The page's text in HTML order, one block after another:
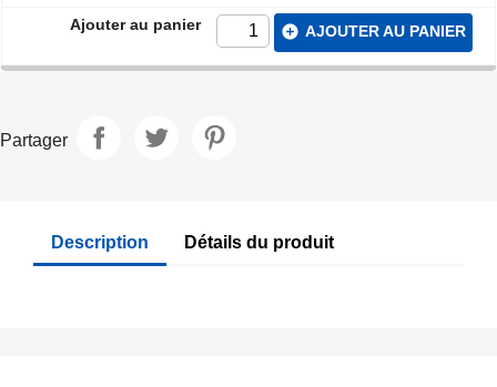
add_circle AJOUTER AU PANIER
Partager
Description Détails du produit